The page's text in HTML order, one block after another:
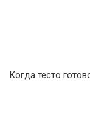
Когда тесто